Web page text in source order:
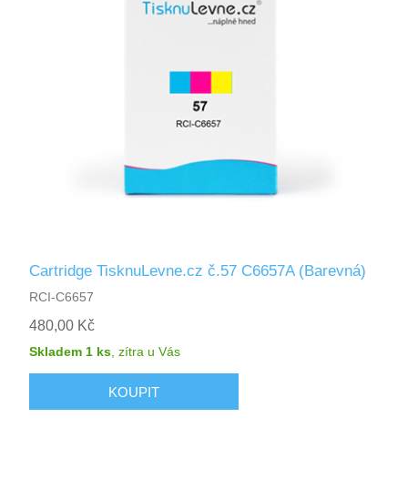
Cartridge TisknuLevne.cz č.57 C6657A (Barevná)
RCI-C6657
480,00 Kč
Skladem 1 ks ,zítra u Vás